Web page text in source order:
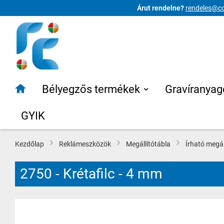
Árut rendelne?
tartalomhoz
Bélyegzős termékek
GYIK
Kezdőlap Reklámeszközök Megállítótábla Írható
2750 - Krétafilc - 4 mm